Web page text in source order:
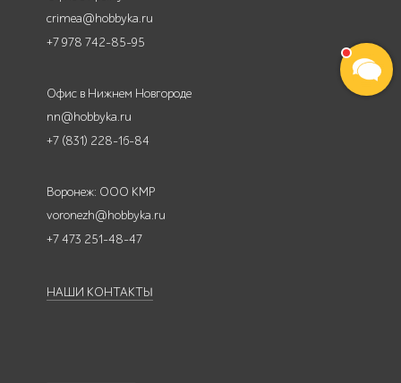
crimea@hobbyka.ru
+7 978 742-85-95
Офис в Нижнем Новгороде
nn@hobbyka.ru
+7 (831) 228-16-84
Воронеж: ООО КМР
voronezh@hobbyka.ru
+7 473 251-48-47
НАШИ КОНТАКТЫ